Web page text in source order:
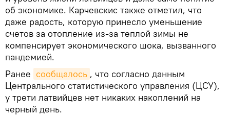
об экономике. Карчевскис также отметил, что
даже радость, которую принесло уменьшение
счетов за отопление из-за теплой зимы не
компенсирует экономического шока, вызванного
пандемией.
Ранее сообщалось , что согласно данным
Центрального статистического управления (ЦСУ),
у трети латвийцев нет никаких накоплений на
черный день.